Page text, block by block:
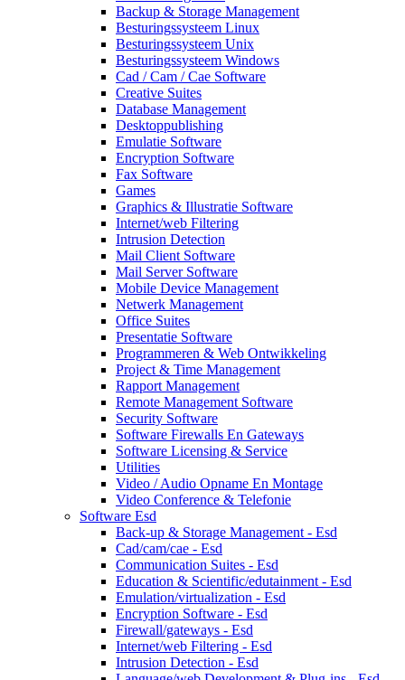
Backup & Storage Management
Besturingssysteem Linux
Besturingssysteem Unix
Besturingssysteem Windows
Cad / Cam / Cae Software
Creative Suites
Database Management
Desktoppublishing
Emulatie Software
Encryption Software
Fax Software
Games
Graphics & Illustratie Software
Internet/web Filtering
Intrusion Detection
Mail Client Software
Mail Server Software
Mobile Device Management
Netwerk Management
Office Suites
Presentatie Software
Programmeren & Web Ontwikkeling
Project & Time Management
Rapport Management
Remote Management Software
Security Software
Software Firewalls En Gateways
Software Licensing & Service
Utilities
Video / Audio Opname En Montage
Video Conference & Telefonie
Software Esd
Back-up & Storage Management - Esd
Cad/cam/cae - Esd
Communication Suites - Esd
Education & Scientific/edutainment - Esd
Emulation/virtualization - Esd
Encryption Software - Esd
Firewall/gateways - Esd
Internet/web Filtering - Esd
Intrusion Detection - Esd